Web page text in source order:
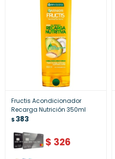
Fructis Acondicionador
Recarga Nutrición 350ml
$383
$ 326